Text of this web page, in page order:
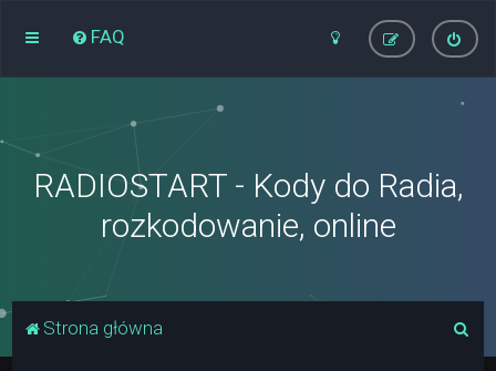
FAQ
RADIOSTART - Kody do Radia,
rozkodowanie, online
Strona główna